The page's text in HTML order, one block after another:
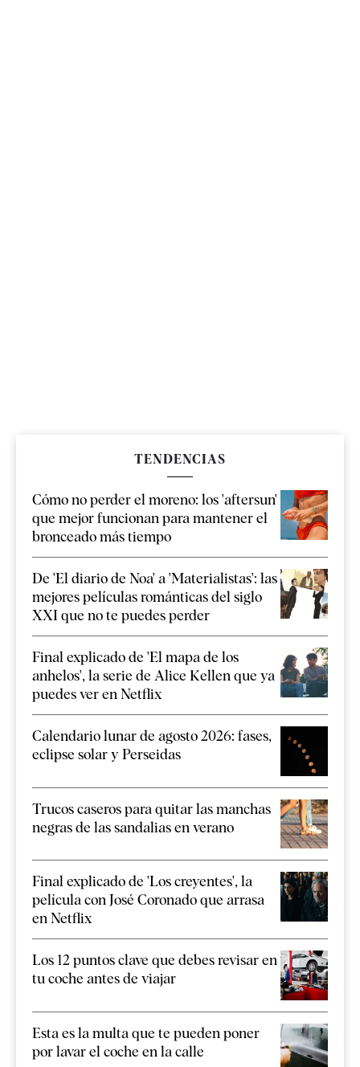
TENDENCIAS
Cómo no perder el moreno: los 'aftersun'
que mejor funcionan para mantener el
bronceado más tiempo
De 'El diario de Noa' a 'Materialistas': las
mejores películas románticas del siglo
XXI que no te puedes perder
Final explicado de 'El mapa de los
anhelos', la serie de Alice Kellen que ya
puedes ver en Netflix
Calendario lunar de agosto 2026: fases,
eclipse solar y Perseidas
Trucos caseros para quitar las manchas
negras de las sandalias en verano
Final explicado de 'Los creyentes', la
película con José Coronado que arrasa
en Netflix
Los 12 puntos clave que debes revisar en
tu coche antes de viajar
Esta es la multa que te pueden poner
por lavar el coche en la calle